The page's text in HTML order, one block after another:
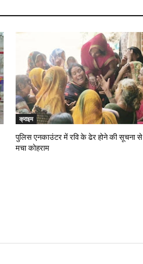
क्राइम
पुलिस एनकाउंटर में रवि के ढेर होने की सूचना से
मचा कोहराम